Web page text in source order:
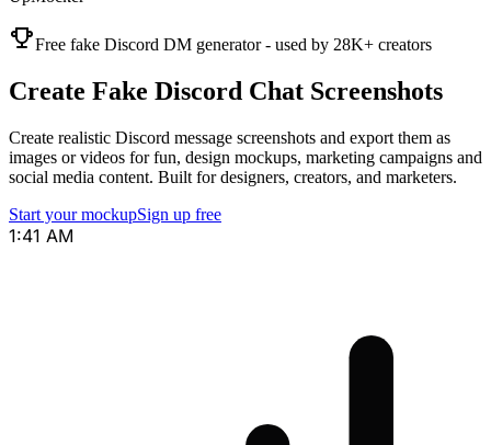
Free fake Discord DM generator - used by 28K+ creators
Create Fake Discord Chat Screenshots
Create realistic Discord message screenshots and export them as
images or videos for fun, design mockups, marketing campaigns and
social media content. Built for designers, creators, and marketers.
Start your mockupSign up free
1:41 AM